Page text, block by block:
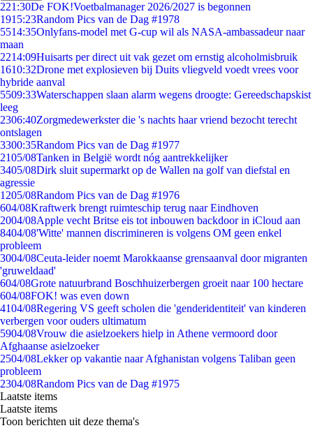
221:30De FOK!Voetbalmanager 2026/2027 is begonnen
1915:23Random Pics van de Dag #1978
5514:35Onlyfans-model met G-cup wil als NASA-ambassadeur naar
maan
2214:09Huisarts per direct uit vak gezet om ernstig alcoholmisbruik
1610:32Drone met explosieven bij Duits vliegveld voedt vrees voor
hybride aanval
5509:33Waterschappen slaan alarm wegens droogte: Gereedschapskist
leeg
2306:40Zorgmedewerkster die 's nachts haar vriend bezocht terecht
ontslagen
3300:35Random Pics van de Dag #1977
2105/08Tanken in België wordt nóg aantrekkelijker
3405/08Dirk sluit supermarkt op de Wallen na golf van diefstal en
agressie
1205/08Random Pics van de Dag #1976
604/08Kraftwerk brengt ruimteschip terug naar Eindhoven
2004/08Apple vecht Britse eis tot inbouwen backdoor in iCloud aan
8404/08'Witte' mannen discrimineren is volgens OM geen enkel
probleem
3004/08Ceuta-leider noemt Marokkaanse grensaanval door migranten
'gruweldaad'
604/08Grote natuurbrand Boschhuizerbergen groeit naar 100 hectare
604/08FOK! was even down
4104/08Regering VS geeft scholen die 'genderidentiteit' van kinderen
verbergen voor ouders ultimatum
5904/08Vrouw die asielzoekers hielp in Athene vermoord door
Afghaanse asielzoeker
2504/08Lekker op vakantie naar Afghanistan volgens Taliban geen
probleem
2304/08Random Pics van de Dag #1975
Laatste items
Laatste items
Toon berichten uit deze thema's